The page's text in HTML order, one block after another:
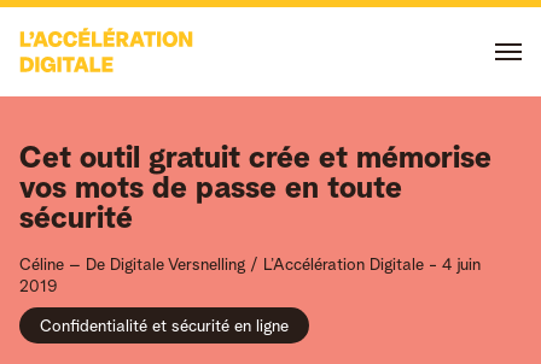
Cet outil gratuit crée et mémorise
vos mots de passe en toute
sécurité
Céline – De Digitale Versnelling / L’Accélération Digitale - 4 juin
2019
Confidentialité et sécurité en ligne